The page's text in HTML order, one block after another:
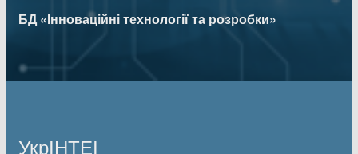
БД «Інноваційні технології та розробки»
УкрІНТЕІ